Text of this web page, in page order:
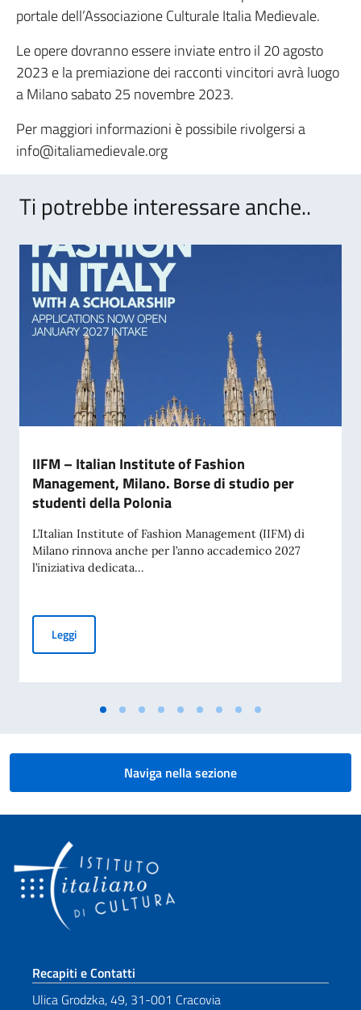
portale dell’Associazione Culturale Italia Medievale.
Le opere dovranno essere inviate entro il 20 agosto
2023 e la premiazione dei racconti vincitori avrà luogo
a Milano sabato 25 novembre 2023.
Per maggiori informazioni è possibile rivolgersi a
info@italiamedievale.org
Ti potrebbe interessare anche..
IIFM – Italian Institute of Fashion
Management, Milano. Borse di studio per
studenti della Polonia
L’Italian Institute of Fashion Management (IIFM) di
Milano rinnova anche per l’anno accademico 2027
l’iniziativa dedicata...
LeggiIIFM – Italian Institute of Fashion Management, Milano.
Naviga nella sezione
Sezione footer
Recapiti e Contatti
Ulica Grodzka, 49, 31-001 Cracovia